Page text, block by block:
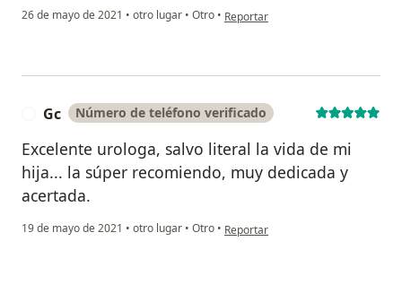
26 de mayo de 2021 • otro lugar • Otro • en opinión del usuario Zuly Bernal
Reportar
Gc Número de teléfono verificado
Excelente urologa, salvo literal la vida de mi
hija... la súper recomiendo, muy dedicada y
acertada.
19 de mayo de 2021 • otro lugar • Otro • en opinión del usuario Gc
Reportar